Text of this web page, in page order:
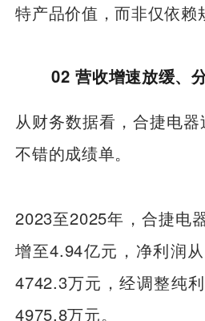
特产品价值，而非仅依赖
02 营收增速放缓、
从财务数据看，合捷电
不错的成绩单。
2023至2025年，合捷电
增至4.94亿元，净利润
4742.3万元，经调整纯
4975.8万元。